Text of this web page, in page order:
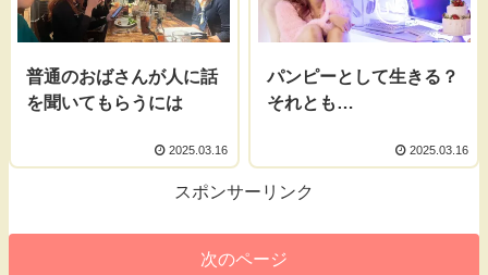
普通のおばさんが人に話
を聞いてもらうには
2025.03.16
パンピーとして生きる？
それとも…
2025.03.16
スポンサーリンク
次のページ